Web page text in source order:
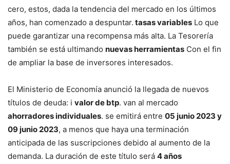
cero, estos, dada la tendencia del mercado en los últimos
años, han comenzado a despuntar. tasas variables Lo que
puede garantizar una recompensa más alta. La Tesorería
también se está ultimando nuevas herramientas Con el fin
de ampliar la base de inversores interesados.
El Ministerio de Economía anunció la llegada de nuevos
títulos de deuda: i valor de btp. van al mercado
ahorradores individuales. se emitirá entre 05 junio 2023 y
09 junio 2023, a menos que haya una terminación
anticipada de las suscripciones debido al aumento de la
demanda. La duración de este título será 4 años